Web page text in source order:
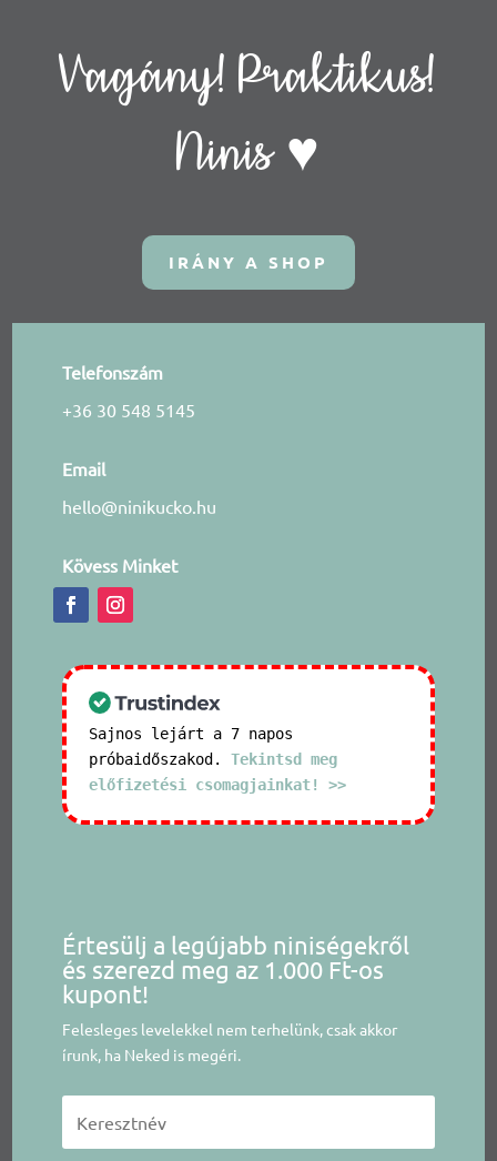
Vagány! Praktikus!
Ninis ♥
IRÁNY A SHOP
Telefonszám
+36 30 548 5145
Email
hello@ninikucko.hu
Kövess Minket
Sajnos lejárt a 7 napos
próbaidőszakod. Tekintsd meg
előfizetési csomagjainkat! >>
Értesülj a legújabb niniségekről
és szerezd meg az 1.000 Ft-os
kupont!
Felesleges levelekkel nem terhelünk, csak akkor
írunk, ha Neked is megéri.